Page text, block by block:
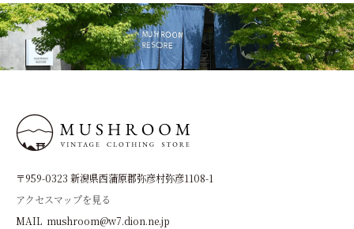
〒959-0323 新潟県西蒲原郡弥彦村弥彦1108-1
アクセスマップを見る
MAIL mushroom@w7.dion.ne.jp